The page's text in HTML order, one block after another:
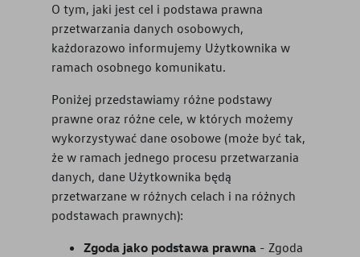
O tym, jaki jest cel i podstawa prawna
przetwarzania danych osobowych,
każdorazowo informujemy Użytkownika w
ramach osobnego komunikatu.
Poniżej przedstawiamy różne podstawy
prawne oraz różne cele, w których możemy
wykorzystywać dane osobowe (może być tak,
że w ramach jednego procesu przetwarzania
danych, dane Użytkownika będą
przetwarzane w różnych celach i na różnych
podstawach prawnych):
Zgoda jako podstawa prawna - Zgoda